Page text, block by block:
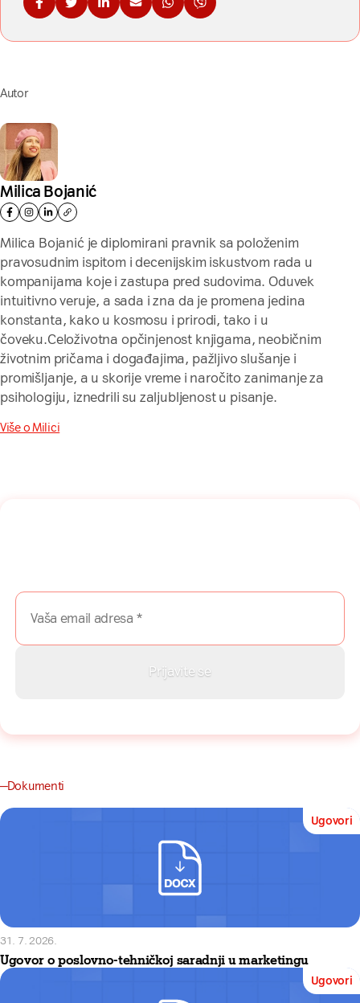
Podelite na Fejsbuku
Podelite na Tviteru
Podelite na Linkdinu
Podelite na imejl
Podelite na WhatsApp
Podelite na Viberu
Autor
Milica Bojanić
Milica Bojanić je diplomirani pravnik sa položenim
pravosudnim ispitom i decenijskim iskustvom rada u
kompanijama koje i zastupa pred sudovima. Oduvek
intuitivno veruje, a sada i zna da je promena jedina
konstanta, kako u kosmosu i prirodi, tako i u
čoveku.Celoživotna opčinjenost knjigama, neobičnim
životnim pričama i događajima, pažljivo slušanje i
promišljanje, a u skorije vreme i naročito zanimanje za
psihologiju, iznedrili su zaljubljenost u pisanje.
Više o Milici
Dokumenti
Ugovori
31. 7. 2026.
Ugovor o poslovno-tehničkoj saradnji u marketingu
Ugovori